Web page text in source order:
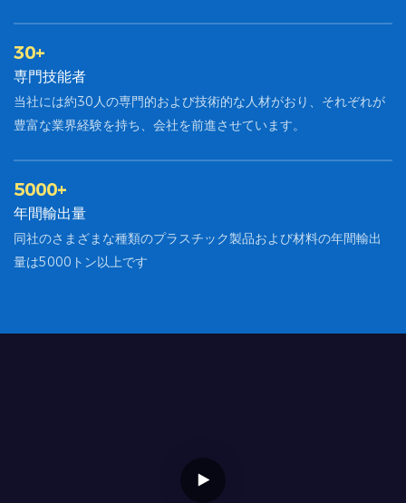
30+
専門技能者
当社には約30人の専門的および技術的な人材がおり、それぞれが
豊富な業界経験を持ち、会社を前進させています。
5000+
年間輸出量
同社のさまざまな種類のプラスチック製品および材料の年間輸出
量は5000トン以上です